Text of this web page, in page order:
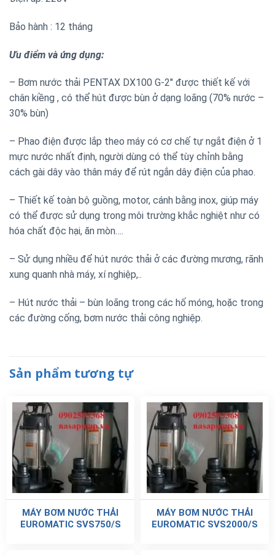
Bảo hành : 12 tháng
Ưu điểm và ứng dụng:
– Bơm nước thải PENTAX DX100 G-2″ được thiết kế với
chân kiềng , có thể hút được bùn ở dạng loãng (70% nước –
30% bùn)
– Phao điện được lắp theo máy có cơ chế tự ngắt điện ở 1
mực nước nhất định, người dùng có thể tùy chỉnh bằng
cách gài dây vào thân máy để rút ngắn dây điện của phao.
– Thiết kế toàn bộ guồng, motor, cánh bằng inox, giúp máy
có thể được sử dụng trong môi trường khắc nghiệt như có
hóa chất độc hại, ăn mòn….
– Sử dụng nhiều để hút nước thải ở các đường mương, rãnh
xung quanh nhà máy, xí nghiệp,..
– Hút nước thải – bùn loãng trong các hố móng, hoặc trong
các đường cống, bơm nước thải công nghiệp.
Sản phẩm tương tự
MÁY BƠM NƯỚC THẢI
EUROMATIC SVS750/S
MÁY BƠM NƯỚC THẢI
EUROMATIC SVS2000/S